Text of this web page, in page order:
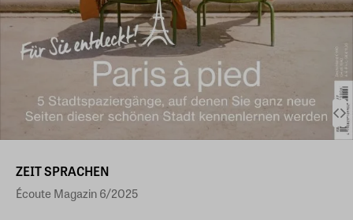
ZEIT SPRACHEN
Écoute Magazin 6/2025